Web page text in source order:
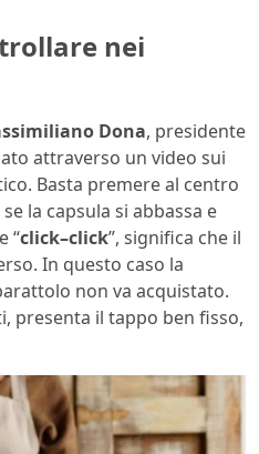
nei
Dona, presidente
attraverso un video sui
Basta premere al centro
la capsula si abbassa e
“click–click”, significa che il
In questo caso la
non va acquistato.
presenta il tappo ben fisso,